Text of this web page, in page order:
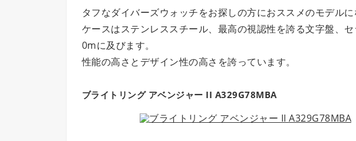
タフなダイバーズウォッチをお探しの方におススメのモデルに
ケースはステンレススチール、最高の視認性を誇る文字盤、
0mに及びます。
性能の高さとデザイン性の高さを誇っています。
ブライトリング アベンジャー II A329G78MBA